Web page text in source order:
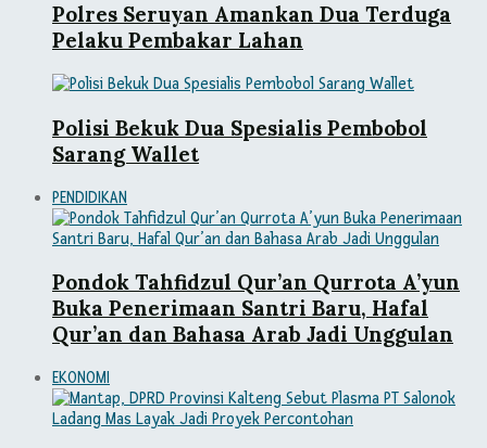
Polres Seruyan Amankan Dua Terduga
Pelaku Pembakar Lahan
Polisi Bekuk Dua Spesialis Pembobol
Sarang Wallet
PENDIDIKAN
Pondok Tahfidzul Qur’an Qurrota A’yun
Buka Penerimaan Santri Baru, Hafal
Qur’an dan Bahasa Arab Jadi Unggulan
EKONOMI